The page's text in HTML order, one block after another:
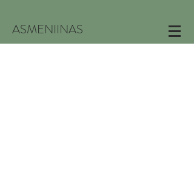
ASMENIINAS